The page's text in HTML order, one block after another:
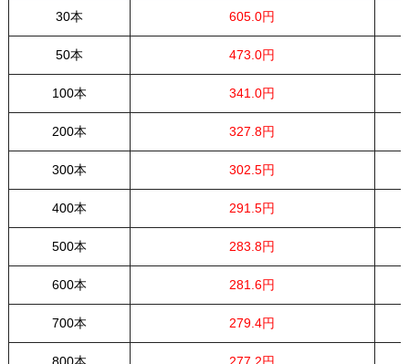
30本 605.0円
50本 473.0円
100本 341.0円
200本 327.8円
300本 302.5円
400本 291.5円
500本 283.8円
600本 281.6円
700本 279.4円